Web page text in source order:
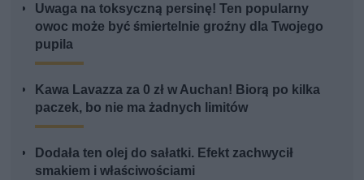
Uwaga na toksyczną persinę! Ten popularny
owoc może być śmiertelnie groźny dla Twojego
pupila
Kawa Lavazza za 0 zł w Auchan! Biorą po kilka
paczek, bo nie ma żadnych limitów
Dodała ten olej do sałatki. Efekt zachwycił
smakiem i właściwościami